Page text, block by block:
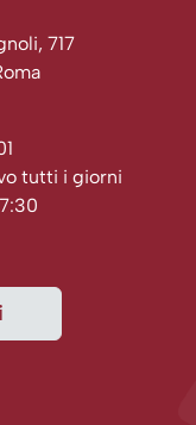
717
tutti i giorni